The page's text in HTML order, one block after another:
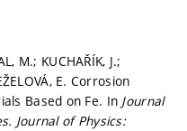
M.; KUCHAŘÍK, J.;
E. Corrosion
Based on Fe. In Journal
Journal of Physics: